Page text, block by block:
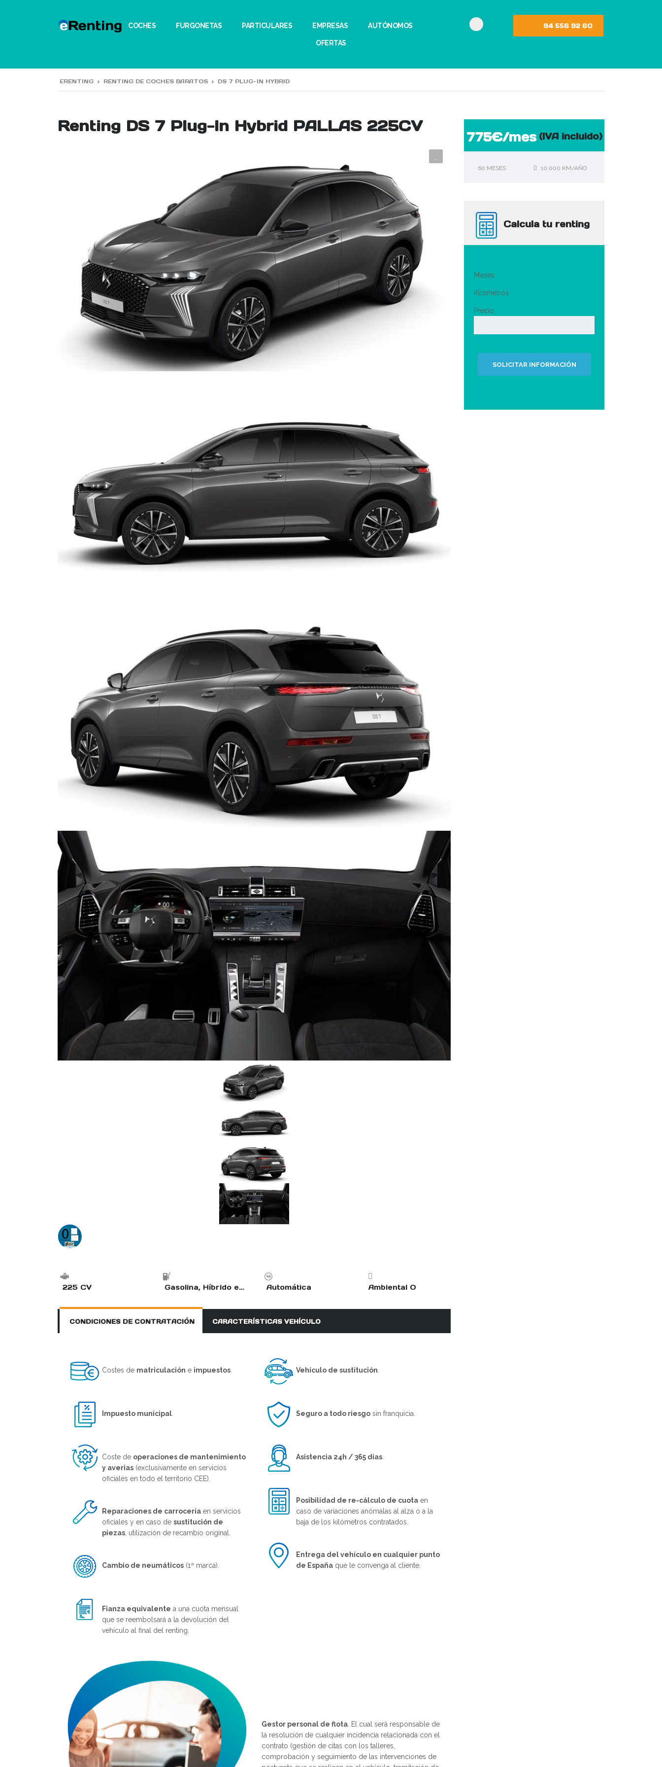
94 556 92 60
COCHES FURGONETAS PARTICULARES EMPRESAS AUTÓNOMOS
OFERTAS
ERENTING > RENTING DE COCHES BARATOS > DS 7 PLUG-IN HYBRID
Renting DS 7 Plug-In Hybrid PALLAS 225CV
225 CV Gasolina, Híbrido enchufable Automática Ambiental O
CONDICIONES DE CONTRATACIÓN CARACTERÍSTICAS VEHÍCULO
Costes de matriculación e impuestos.
Impuesto municipal.
Coste de operaciones de mantenimiento
y averias (exclusivamente en servicios
oficiales en todo el territorio CEE).
Reparaciones de carrocería en servicios
oficiales y en caso de sustitución de
piezas, utilización de recambio original.
Cambio de neumáticos (1ª marca).
Fianza equivalente a una cuota mensual
que se reembolsará a la devolución del
vehículo al final del renting.
Vehículo de sustitución.
Seguro a todo riesgo sin franquicia.
Asistencia 24h / 365 días.
Posibilidad de re-cálculo de cuota en
caso de variaciones anómalas al alza o a la
baja de los kilómetros contratados.
Entrega del vehículo en cualquier punto
de España que le convenga al cliente.
Gestor personal de flota. El cual será responsable de
la resolución de cualquier incidencia relacionada con el
contrato (gestión de citas con los talleres,
comprobación y seguimiento de las intervenciones de
775€/mes(IVA incluido)
60 MESES 10.000 KM/AÑO
Calcula tu renting
Meses
Kilómetros
Precio
SOLICITAR INFORMACIÓN